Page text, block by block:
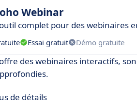
Webinar
complet pour des webinaires
Essai gratuit Démo gratuite
des webinaires interactifs,
de détails